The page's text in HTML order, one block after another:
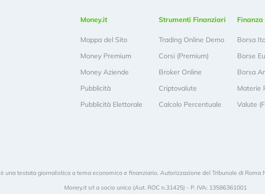
Money.it
Mappa del Sito
Money Premium
Money Aziende
Pubblicità
Pubblicità Elettorale
Strumenti Finanziari
Trading Online Demo
Corsi (Premium)
Broker Online
Criptovalute
Calcolo Percentuale
Borsa
Borse
Borsa
Materie
Valute
è una testata giornalistica a tema economico e finanziario. Autorizzazione del Tribunale di Roma
Money.it srl a socio unico (Aut. ROC n.31425) - P. IVA: 13586361001